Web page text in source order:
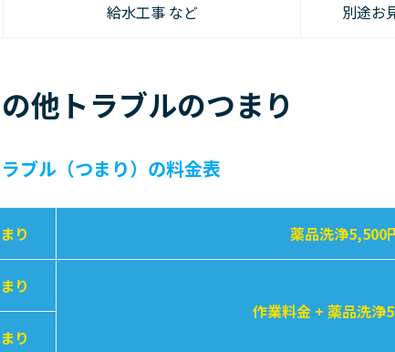
給水工事 など 別途お
他トラブルのつまり
ブル（つまり）の料金表
り 薬品洗浄5,500
り
作業料金 + 薬品洗浄
り